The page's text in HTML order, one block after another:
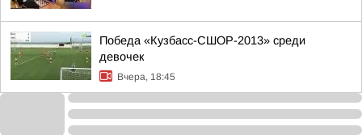
Победа «Кузбасс-СШОР-2013» среди
девочек
Вчера, 18:45